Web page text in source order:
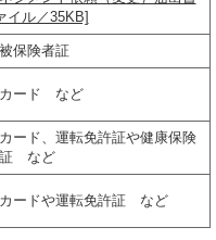
イル／35KB]
保険者証
ード など
ード、運転免許証や健康保険
証 など
ードや運転免許証 など